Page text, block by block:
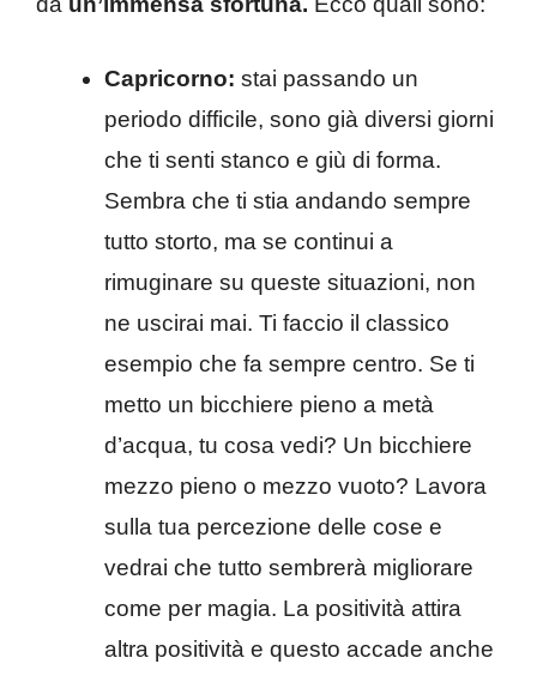
Capricorno: stai passando un
periodo difficile, sono già diversi giorni
che ti senti stanco e giù di forma.
Sembra che ti stia andando sempre
tutto storto, ma se continui a
rimuginare su queste situazioni, non
ne uscirai mai. Ti faccio il classico
esempio che fa sempre centro. Se ti
metto un bicchiere pieno a metà
d’acqua, tu cosa vedi? Un bicchiere
mezzo pieno o mezzo vuoto? Lavora
sulla tua percezione delle cose e
vedrai che tutto sembrerà migliorare
come per magia. La positività attira
altra positività e questo accade anche